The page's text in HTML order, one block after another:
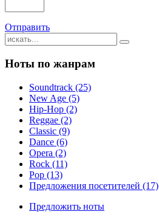
Отправить
Ноты по жанрам
Soundtrack (25)
New Age (5)
Hip-Hop (2)
Reggae (2)
Classic (9)
Dance (6)
Opera (2)
Rock (11)
Pop (13)
Предложения посетителей (17)
Предложить ноты